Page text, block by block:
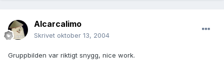
Alcarcalimo
Skrivet oktober 13, 2004
Gruppbilden var riktigt snygg, nice work.